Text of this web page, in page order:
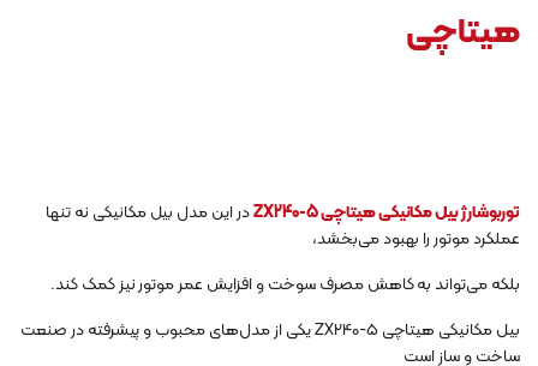
هیتاچی
توربوشارژ بیل مکانیکی هیتاچی ZX240-5
در این مدل بیل مکانیکی نه تنها
عملکرد موتور را بهبود می‌بخشد،
بلکه می‌تواند به کاهش مصرف سوخت و افزایش عمر موتور نیز کمک کند.
بیل مکانیکی هیتاچی ZX240-5 یکی از مدل‌های محبوب و پیشرفته در صنعت
ساخت و ساز است